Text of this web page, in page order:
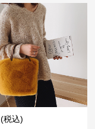
(税込)